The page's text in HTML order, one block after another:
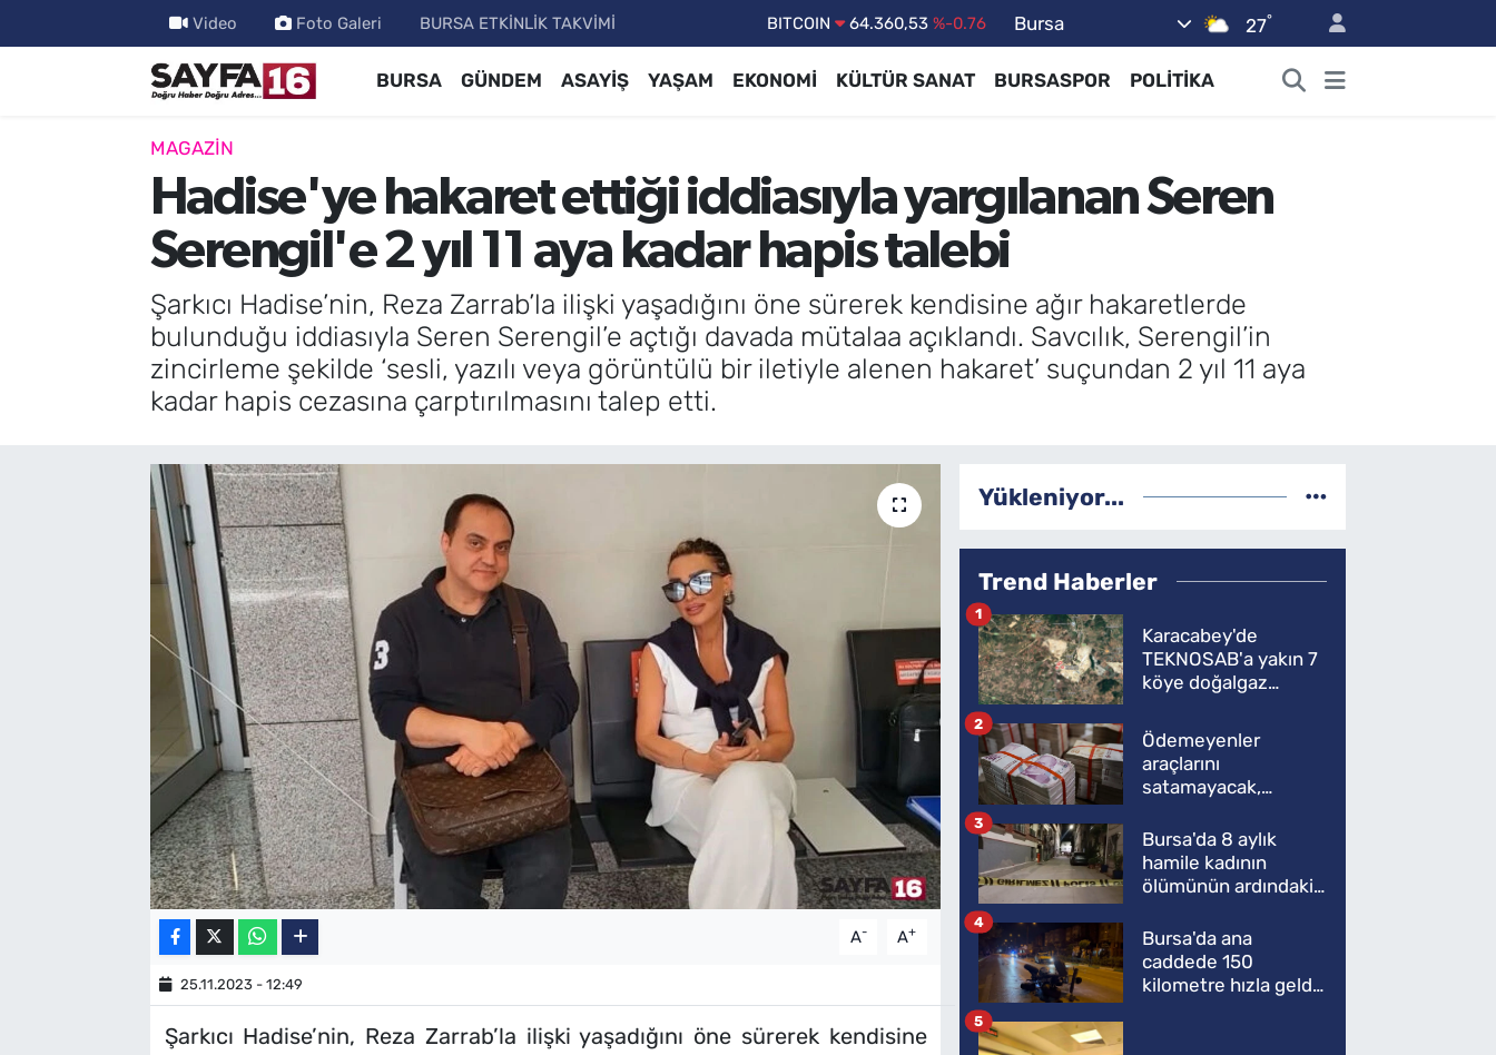
Video Foto Galeri BURSA ETKİNLİK TAKVİMİ DOLAR 47,7069 %0.17
BİST100
13.887 %64
BITCOIN
64.360,53 %-0.76
Bursa 27°
BURSA GÜNDEM ASAYİŞ YAŞAM EKONOMİ KÜLTÜR SANAT BURSASPOR POLİTİKA
MAGAZİN
Hadise'ye hakaret ettiği iddiasıyla yargılanan Seren
Serengil'e 2 yıl 11 aya kadar hapis talebi
Şarkıcı Hadise’nin, Reza Zarrab’la ilişki yaşadığını öne sürerek kendisine ağır hakaretlerde
bulunduğu iddiasıyla Seren Serengil’e açtığı davada mütalaa açıklandı. Savcılık, Serengil’in
zincirleme şekilde ‘sesli, yazılı veya görüntülü bir iletiyle alenen hakaret’ suçundan 2 yıl 11 aya
kadar hapis cezasına çarptırılmasını talep etti.
A- A+
25.11.2023 - 12:49
Şarkıcı Hadise’nin, Reza Zarrab’la ilişki yaşadığını öne sürerek kendisine
Yükleniyor...
Trend Haberler
Karacabey'de
TEKNOSAB'a yakın 7
köye doğalgaz
1
Ödemeyenler
araçlarını
satamayacak,
2
Bursa'da 8 aylık
hamile kadının
ölümünün ardındaki
3
Bursa'da ana
caddede 150
kilometre hızla geldi,
4
5
ÖZEL HABER
İNCELEME
TEKNOLOJİ
TV REHBERİ
Hava Durumu
Trafik Durumu
TFF 2.Lig Beyaz Grup Puan Durumu ve Fikstür
Tüm Manşetler
Son Dakika Haberleri
Haber Arşivi